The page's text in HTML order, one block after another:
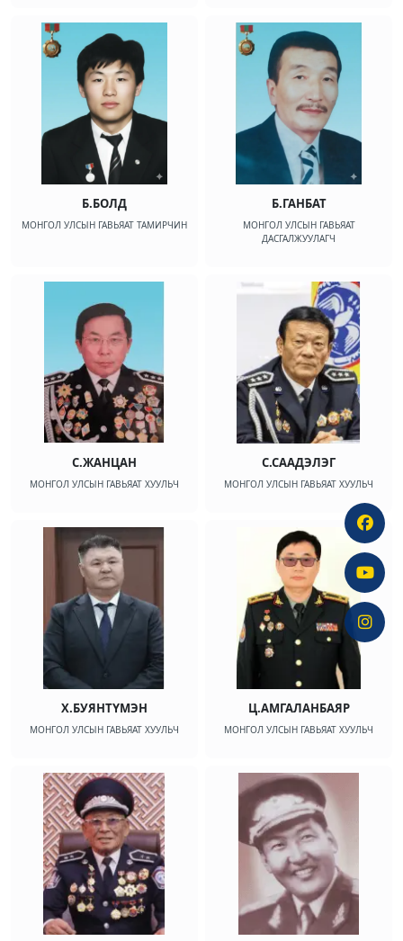
Б.БОЛД
МОНГОЛ УЛСЫН ГАВЬЯАТ ТАМИРЧИН
Б.ГАНБАТ
МОНГОЛ УЛСЫН ГАВЬЯАТ
ДАСГАЛЖУУЛАГЧ
С.ЖАНЦАН
МОНГОЛ УЛСЫН ГАВЬЯАТ ХУУЛЬЧ
С.СААДЭЛЭГ
МОНГОЛ УЛСЫН ГАВЬЯАТ ХУУЛЬЧ
Х.БУЯНТҮМЭН
МОНГОЛ УЛСЫН ГАВЬЯАТ ХУУЛЬЧ
Ц.АМГАЛАНБАЯР
МОНГОЛ УЛСЫН ГАВЬЯАТ ХУУЛЬЧ